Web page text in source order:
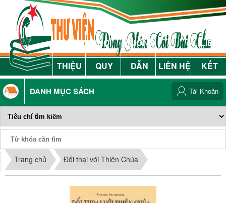
GIỚI
THIỆU
NỘI
QUY
HƯỚNG
DẪN
LIÊN HỆ
LIÊN
KẾT
DANH MỤC SÁCH
Phiếu Sách
Tài Khoản
Trang chủ Đối thại với Thiên Chúa